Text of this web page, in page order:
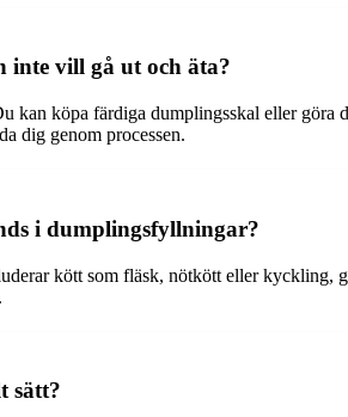
inte vill gå ut och äta?
kan köpa färdiga dumplingsskal eller
dig genom processen.
i dumplingsfyllningar?
kött som fläsk, nötkött eller kyckling,
sätt?